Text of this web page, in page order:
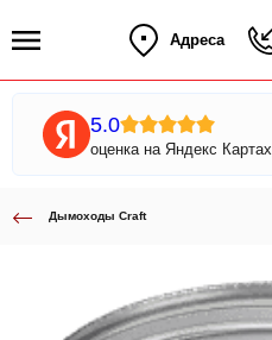
Адреса
5.0
оценка на Яндекс Картах
Дымоходы Craft